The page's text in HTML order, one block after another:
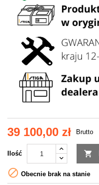
39 100,00 zł Brutto
Ilość 
 Obecnie brak na stanie